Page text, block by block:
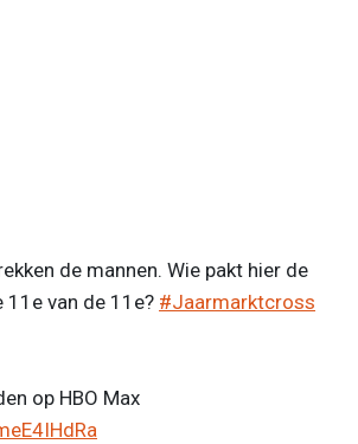
de mannen. Wie pakt hier de
11e van de 11e? #Jaarmarktcross
op HBO Max